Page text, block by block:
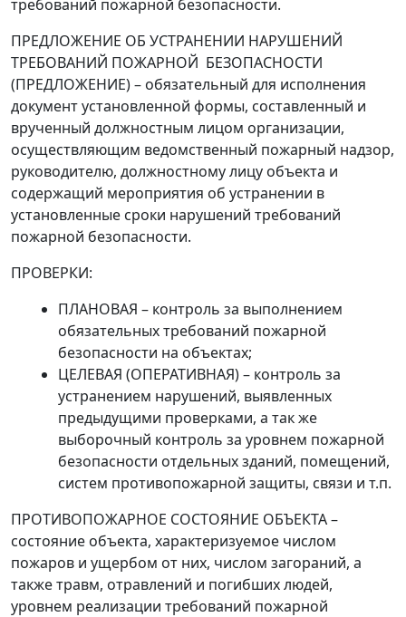
требований пожарной безопасности.
ПРЕДЛОЖЕНИЕ ОБ УСТРАНЕНИИ НАРУШЕНИЙ
ТРЕБОВАНИЙ ПОЖАРНОЙ БЕЗОПАСНОСТИ
(ПРЕДЛОЖЕНИЕ)– обязательный для исполнения
документ установленной формы, составленный и
врученный должностным лицом организации,
осуществляющим ведомственный пожарный надзор,
руководителю, должностному лицу объекта и
содержащий мероприятия об устранении в
установленные сроки нарушений требований
пожарной безопасности.
ПРОВЕРКИ:
ПЛАНОВАЯ – контроль за выполнением
обязательных требований пожарной
безопасности на объектах;
ЦЕЛЕВАЯ (ОПЕРАТИВНАЯ)– контроль за
устранением нарушений, выявленных
предыдущими проверками, а так же
выборочный контроль за уровнем пожарной
безопасности отдельных зданий, помещений,
систем противопожарной защиты, связи и т.п.
ПРОТИВОПОЖАРНОЕ СОСТОЯНИЕ ОБЪЕКТА–
состояние объекта, характеризуемое числом
пожаров и ущербом от них, числом загораний, а
также травм, отравлений и погибших людей,
уровнем реализации требований пожарной